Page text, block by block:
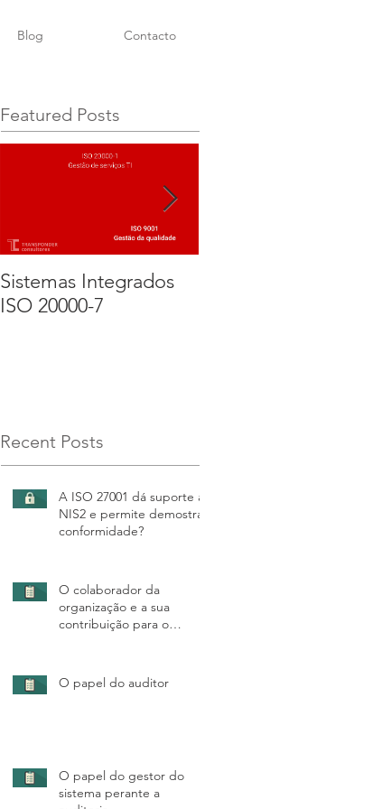
Blog Contacto
Featured Posts
Sistemas Integrados
ISO 20000-7
Recent Posts
A ISO 27001 dá suporte à
NIS2 e permite demostrar
conformidade?
O colaborador da
organização e a sua
contribuição para o
O papel do auditor
O papel do gestor do
sistema perante a